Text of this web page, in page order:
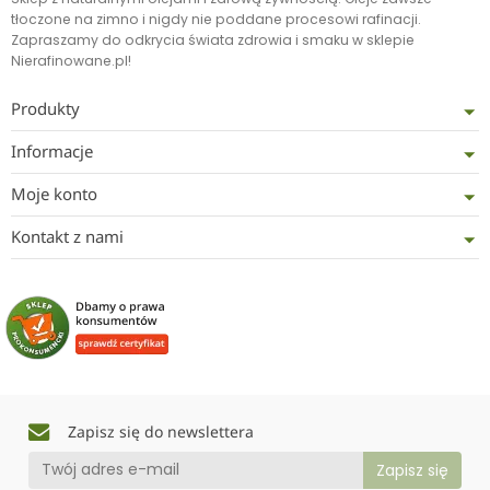
tłoczone na zimno i nigdy nie poddane procesowi rafinacji.
Zapraszamy do odkrycia świata zdrowia i smaku w sklepie
Nierafinowane.pl!
Produkty
Informacje
Moje konto
Kontakt z nami
Zapisz się do newslettera